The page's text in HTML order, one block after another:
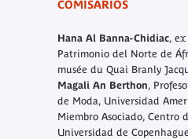
COMISARIOS
Hana Al Banna-Chidiac, ex
Patrimonio del Norte de
musée du Quai Branly
Magali An Berthon,
de Moda, Universidad
Miembro Asociado, Centro
Universidad de